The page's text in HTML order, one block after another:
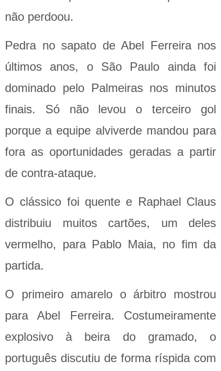
não perdoou.
Pedra no sapato de Abel Ferreira nos
últimos anos, o São Paulo ainda foi
dominado pelo Palmeiras nos minutos
finais. Só não levou o terceiro gol
porque a equipe alviverde mandou para
fora as oportunidades geradas a partir
de contra-ataque.
O clássico foi quente e Raphael Claus
distribuiu muitos cartões, um deles
vermelho, para Pablo Maia, no fim da
partida.
O primeiro amarelo o árbitro mostrou
para Abel Ferreira. Costumeiramente
explosivo à beira do gramado, o
português discutiu de forma ríspida com